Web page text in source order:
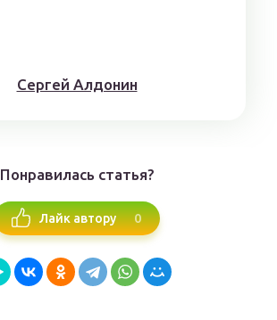
Сергей Алдонин
Понравилась статья?
Лайк автору 0